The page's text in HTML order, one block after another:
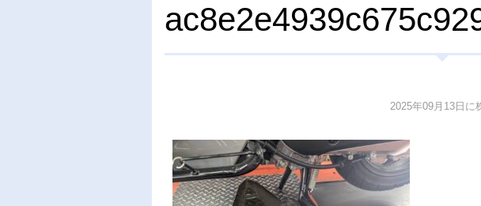
2025年09月13日に